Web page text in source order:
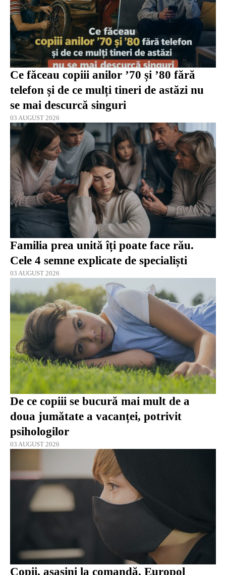
Ce făceau copiii anilor ’70 și ’80 fără
telefon și de ce mulți tineri de astăzi nu
se mai descurcă singuri
03 AUGUST 2026
Familia prea unită îți poate face rău.
Cele 4 semne explicate de specialiști
03 AUGUST 2026
De ce copiii se bucură mai mult de a
doua jumătate a vacanței, potrivit
psihologilor
03 AUGUST 2026
Copii, asasini la comandă. Europol